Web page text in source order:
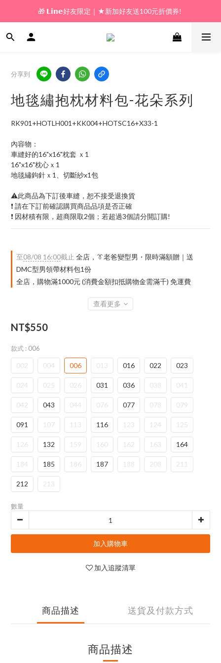
🎁 新好友購物金｜★加入新會員領券送100元!
🎁 𝗟𝗶𝗻𝗲好友限定｜★新加好友送100元折價券!
🎁 新好友購物金｜★加入新會員領券送100元!
分享到
地毯繡抱枕材料包-花朵系列
RK901+HOTLH001+KK004+HOTSC16+X33-1
內容物：
車縫好的16"x16"枕套 ｘ1
16"x16"枕心ｘ1
地毯繡鉤針ｘ1、切斷紗x1包
⚠️此商品為下訂後車縫，恕不接受退換貨
❗ 請在下訂前確認購買商品品項是否正確
❗ 因材積有限，超商限取2個；若超過3個請分開訂購!
至08/08 16:00截止 全店，👔老爸變型男・限時滿額贈｜送
DMC型男領帶材料包1份
全店，購物滿1000元 (消費金額扣抵購物金需滿千) 免運費
查看更多
NT$550
款式 : 006
002 004 006 013 016 022 023
024 025 026 031 036 038 041
042 043 044 076 077 078 079
091 107 113 116 123 124 125
126 132 159 160 162 163 164
184 185 186 187 188 208 211
212 213
數量
加入購物車
加入追蹤清單
商品描述 送貨及付款方式
商品描述